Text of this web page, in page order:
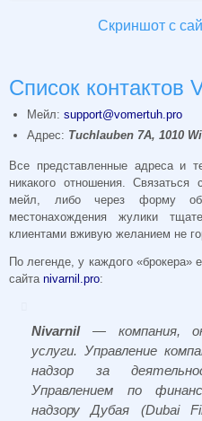
Скриншот с
Список контактов
Мейл:support@vomertuh.pro
Адрес: Tuchlauben 7A, 1010
Все представленные адреса и
никакого отношения.
мейл, либо через форму
местонахождения жулики
клиентами вживую желанием не
По легенде, у каждого «брокера»
сайта nivarnil.pro:
Nivarnil— компания,
услуги. Управление
надзор за
Управлением по
надзору Дубая (Dubai